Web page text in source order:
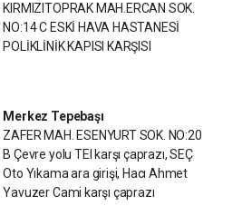
KIRMIZITOPRAK MAH.ERCAN SOK.
NO:14 C ESKİ HAVA HASTANESİ
POLİKLİNİK KAPISI KARŞISI
Merkez Tepebaşı
ZAFER MAH. ESENYURT SOK. NO:20
B Çevre yolu TEI karşı çaprazı, SEÇ
Oto Yıkama ara girişi, Hacı Ahmet
Yavuzer Cami karşı çaprazı